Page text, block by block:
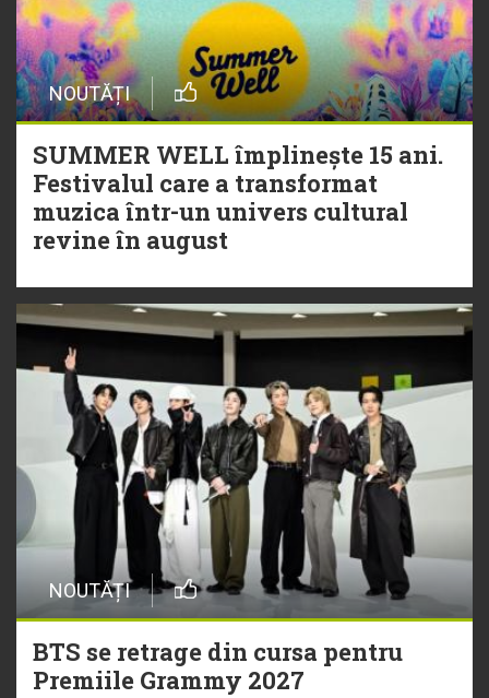
NOUTĂȚI
SUMMER WELL împlinește 15 ani.
Festivalul care a transformat
muzica într-un univers cultural
revine în august
NOUTĂȚI
BTS se retrage din cursa pentru
Premiile Grammy 2027